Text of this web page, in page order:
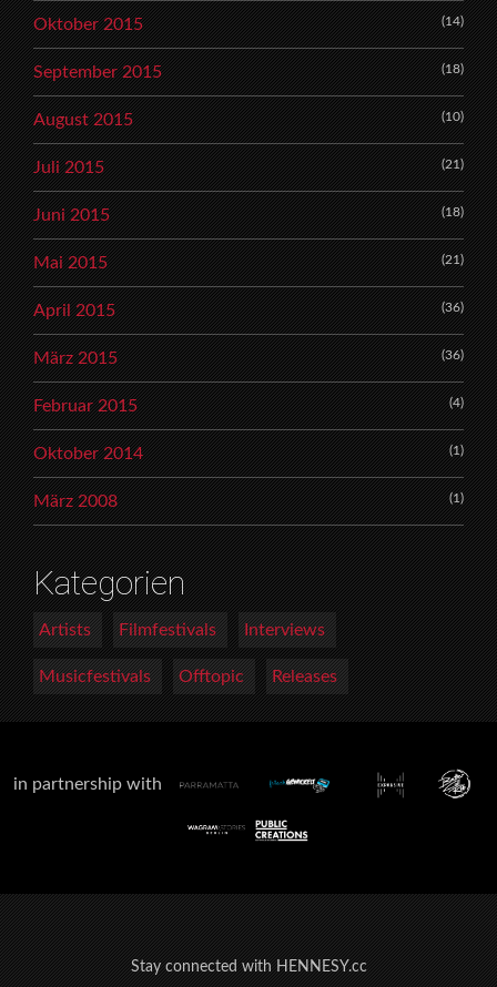
Oktober 2015 (14)
September 2015 (18)
August 2015 (10)
Juli 2015 (21)
Juni 2015 (18)
Mai 2015 (21)
April 2015 (36)
März 2015 (36)
Februar 2015 (4)
Oktober 2014 (1)
März 2008 (1)
Kategorien
Artists Filmfestivals Interviews
Musicfestivals Offtopic Releases
in partnership with
Stay connected with HENNESY.cc